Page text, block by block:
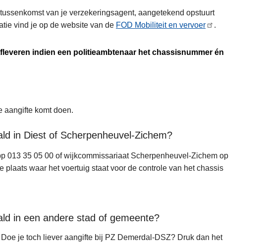
van je verzekeringsagent, aangetekend opstuurt
vind je op de website van de FOD Mobiliteit en vervoer .
indien een politieambtenaar het chassisnummer én
aangifte komt doen.
in Diest of Scherpenheuvel-Zichem?
013 35 05 00 of wijkcommissariaat Scherpenheuvel-Zichem op
waar het voertuig staat voor de controle van het chassis
in een andere stad of gemeente?
je toch liever aangifte bij PZ Demerdal-DSZ? Druk dan het